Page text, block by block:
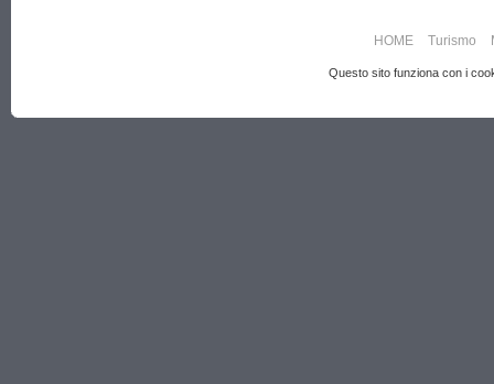
HOME Turismo
Questo sito funziona con i